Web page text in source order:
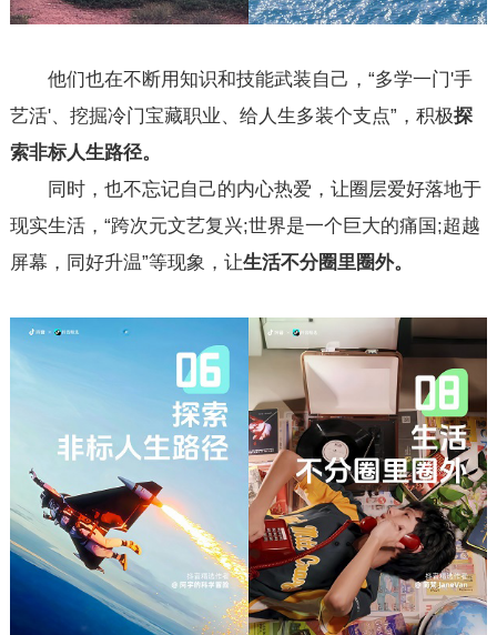
他们也在不断用知识和技能武装自己，“多学一门'手
艺活'、挖掘冷门宝藏职业、给人生多装个支点”，积极探
索非标人生路径。
同时，也不忘记自己的内心热爱，让圈层爱好落地于
现实生活，“跨次元文艺复兴;世界是一个巨大的痛国;超越
屏幕，同好升温”等现象，让生活不分圈里圈外。